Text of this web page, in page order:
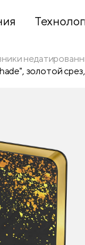
Школьный
текстиль
золотой